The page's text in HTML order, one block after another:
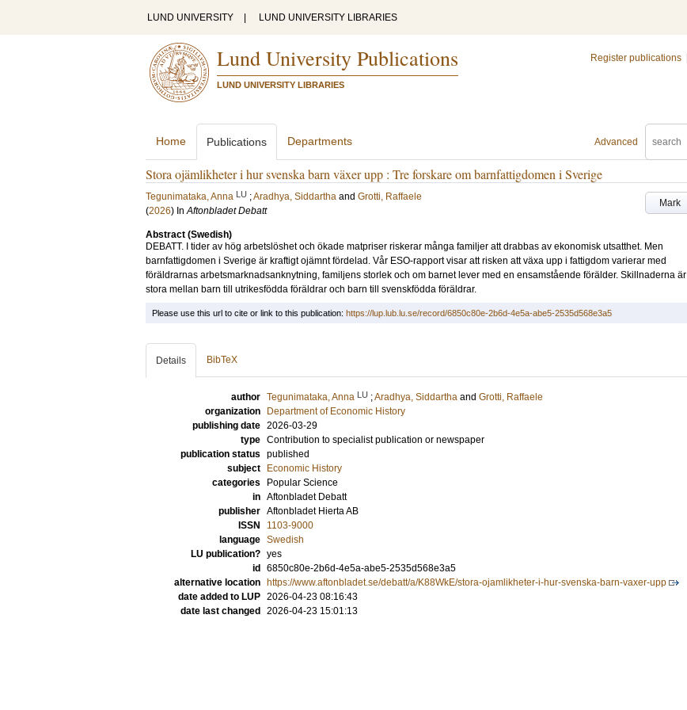
LUND UNIVERSITY LUND UNIVERSITY LIBRARIES
Lund University Publications
LUND UNIVERSITY LIBRARIES
Register publications
Advanced
Home Publications Departments
Stora ojämlikheter i hur svenska barn växer upp : Tre forskare om barnfattigdomen i Sverige
Mark
Tegunimataka, Anna LU ;Aradhya, Siddartha and Grotti, Raffaele
(2026) InAftonbladet Debatt
Abstract (Swedish)
DEBATT. I tider av hög arbetslöshet och ökade matpriser riskerar många familjer att drabbas av ekonomisk utsatthet. Men
barnfattigdomen i Sverige är kraftigt ojämnt fördelad. Vår ESO-rapport visar att risken att växa upp i fattigdom varierar med
föräldrarnas arbetsmarknadsanknytning, familjens storlek och om barnet lever med en ensamstående förälder. Skillnaderna är
stora mellan barn till utrikesfödda föräldrar och barn till svenskfödda föräldrar.
Please use this url to cite or link to this publication: https://lup.lub.lu.se/record/6850c80e-2b6d-4e5a-abe5-2535d568e3a5
Details BibTeX
author Tegunimataka, Anna LU ;Aradhya, Siddartha and Grotti, Raffaele
organization
Department of Economic History
publishing date 2026-03-29
type Contribution to specialist publication or newspaper
publication status published
subject
Economic History
categories
Popular Science
in Aftonbladet Debatt
publisher Aftonbladet Hierta AB
ISSN
1103-9000
language Swedish
LU publication? yes
id
6850c80e-2b6d-4e5a-abe5-2535d568e3a5
alternative location
https://www.aftonbladet.se/debatt/a/K88WkE/stora-ojamlikheter-i-hur-svenska-barn-vaxer-upp
date added to LUP 2026-04-23 08:16:43
date last changed
2026-04-23 15:01:13